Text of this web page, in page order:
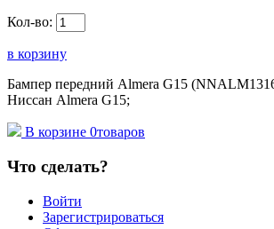
Кол-во:
в корзину
Бампер передний Almera G15
Ниссан Almera G15;
В корзине 0товаров
Что сделать?
Войти
Зарегистрироваться